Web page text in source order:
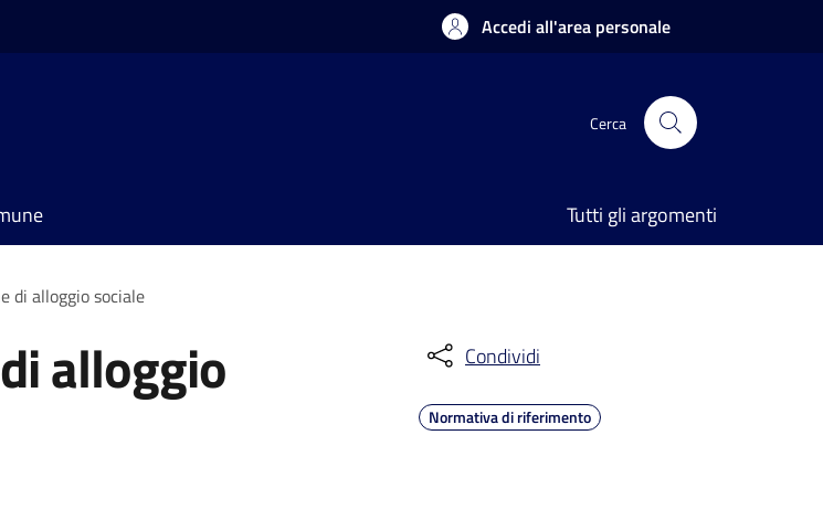
Accedi all'area personale
Cerca
Tutti gli argomenti
di alloggio sociale
alloggio Condividi
Normativa di riferimento